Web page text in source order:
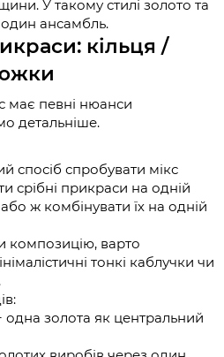
У такому стилі золото та
ансамбль.
кільця /
має певні нюанси
детальніше.
спосіб спробувати мікс
срібні прикраси на одній
ж комбінувати їх на одній
композицію, варто
тонкі каблучки чи
одна золота як центральний